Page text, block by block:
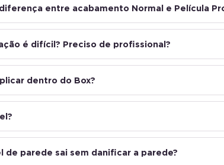
entre acabamento Normal e Película
é difícil? Preciso de profissional?
dentro do Box?
de parede sai sem danificar a parede?